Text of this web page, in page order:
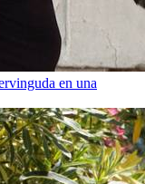
en una